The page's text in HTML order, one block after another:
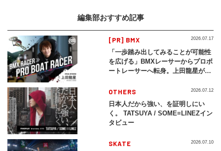
編集部おすすめ記事
[PR] BMX
「一歩踏み出してみることが可能性
を広げる」BMXレーサーからプロボ
ートレーサーへ転身。上田龍星が体
2026.07.17
OTHERS
日本人だから強い、を証明しにい
く。 TATSUYA / SOME≡LINEZイン
タビュー
2026.07.12
SKATE 2026.07.10